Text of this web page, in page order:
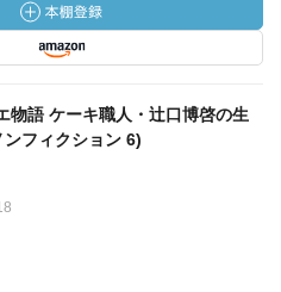
物語 ケーキ職人・辻口博啓の生
フィクション 6)